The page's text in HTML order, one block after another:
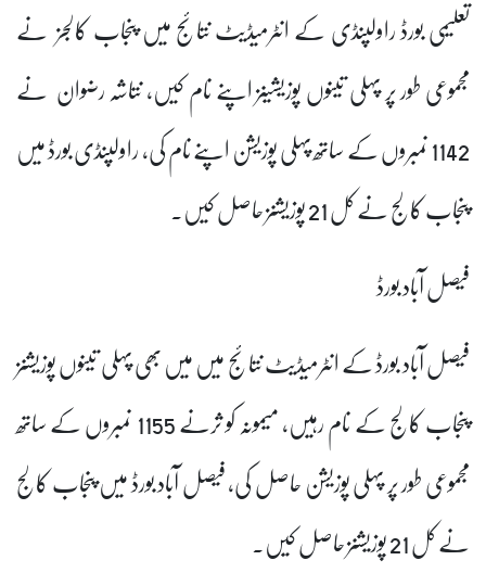
تعلیمی بورڈ راولپنڈی کے انٹرمیڈیٹ نتائج میں پنجاب کالجز نے
مجموعی طور پر پہلی تینوں پوزیشینز اپنے نام کیں، نتاشہ رضوان نے
1142 نمبروں کے ساتھ پہلی پوزیشن اپنے نام کی، راولپنڈی بورڈ میں
پنجاب کالج نے کل 21 پوزیشنز حاصل کیں۔
فیصل آباد بورڈ
فیصل آباد بورڈ کے انٹرمیڈیٹ نتائج میں میں بھی پہلی تینوں پوزیشنز
پنجاب کالج کے نام رہیں، میمونہ کو ثرنے 1155 نمبروں کے ساتھ
مجموعی طور پر پہلی پوزیشن حاصل کی، فیصل آباد بورڈ میں پنجاب کالج
نے کل 21 پوزیشنز حاصل کیں۔